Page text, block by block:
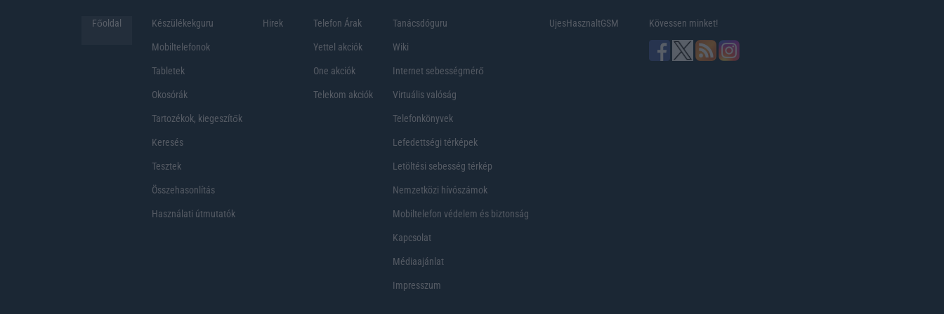
Főoldal Készülékekguru
Mobiltelefonok
Tabletek
Okosórák
Tartozékok, kiegeszítők
Keresés
Tesztek
Összehasonlítás
Használati útmutatók
Hirek Telefon Árak
Yettel akciók
One akciók
Telekom akciók
Tanácsdóguru
Wiki
Internet sebességmérő
Virtuális valóság
Telefonkönyvek
Lefedettségi térképek
Letöltési sebesség térkép
Nemzetközi hívószámok
Mobiltelefon védelem és biztonság
Kapcsolat
Médiaajánlat
Impresszum
UjesHasznaltGSM Kövessen minket!